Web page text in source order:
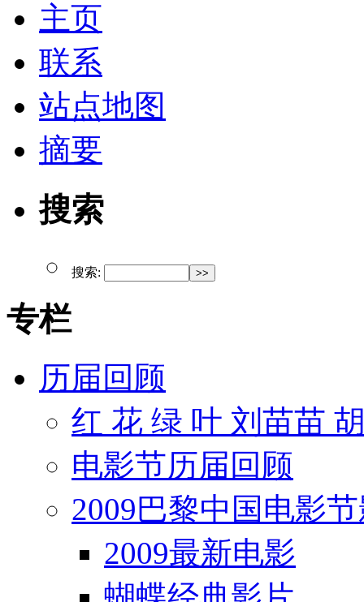
主页
联系
站点地图
摘要
搜索
搜索:
专栏
历届回顾
红 花 绿 叶 刘苗苗
电影节历届回顾
2009巴黎中国电影
2009最新电影